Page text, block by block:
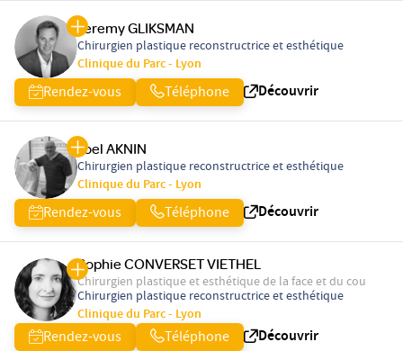
Jeremy GLIKSMAN
Chirurgien plastique reconstructrice et esthétique
Clinique du Parc - Lyon
Rendez-vous Téléphone Découvrir
Joel AKNIN
Chirurgien plastique reconstructrice et esthétique
Clinique du Parc - Lyon
Rendez-vous Téléphone Découvrir
Sophie CONVERSET VIETHEL
Chirurgien plastique et esthétique de la face et du cou
Chirurgien plastique reconstructrice et esthétique
Clinique du Parc - Lyon
Rendez-vous Téléphone Découvrir